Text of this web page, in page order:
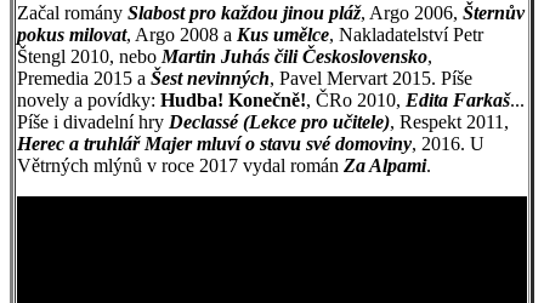
Začal romány Slabost pro každou jinou pláž, Argo 2006, Šternův
pokus milovat, Argo 2008 a Kus umělce, Nakladatelství Petr
Štengl 2010, nebo Martin Juhás čili Československo,
Premedia 2015 a Šest nevinných, Pavel Mervart 2015. Píše
novely a povídky: Hudba! Konečně!, ČRo 2010, Edita Farkaš...
Píše i divadelní hry Declassé (Lekce pro učitele), Respekt 2011,
Herec a truhlář Majer mluví o stavu své domoviny, 2016. U
Větrných mlýnů v roce 2017 vydal román Za Alpami.